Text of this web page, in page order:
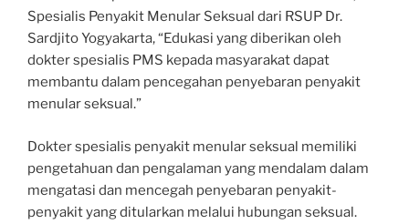
Spesialis Penyakit Menular Seksual dari RSUP Dr.
Sardjito Yogyakarta, “Edukasi yang diberikan oleh
dokter spesialis PMS kepada masyarakat dapat
membantu dalam pencegahan penyebaran penyakit
menular seksual.”
Dokter spesialis penyakit menular seksual memiliki
pengetahuan dan pengalaman yang mendalam dalam
mengatasi dan mencegah penyebaran penyakit-
penyakit yang ditularkan melalui hubungan seksual.